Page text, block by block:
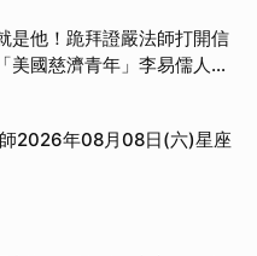
是他！跪拜證嚴法師打開信
國慈濟青年」李易儒人脈
2026年08月08日(六)星座